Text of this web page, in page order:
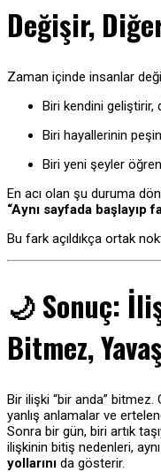
Değişir,
Zaman içinde insanlar
Biri kendini geliştirir,
Biri hayallerinin
Biri yeni şeyler
En acı olan şu duruma
“Aynı sayfada başlayıp
Bu fark açıldıkça ortak
🌙 Sonuç:
Bitmez,
Bir ilişki “bir anda” bitmez.
yanlış anlamalar ve
Sonra bir gün, biri artık
ilişkinin bitiş nedenleri,
yollarını da gösterir.